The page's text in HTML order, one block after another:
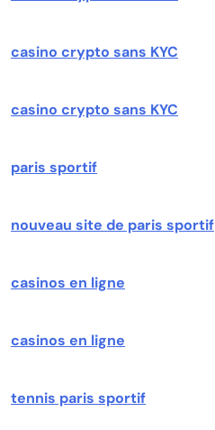
casino crypto sans KYC
casino crypto sans KYC
paris sportif
nouveau site de paris sportif
casinos en ligne
casinos en ligne
tennis paris sportif